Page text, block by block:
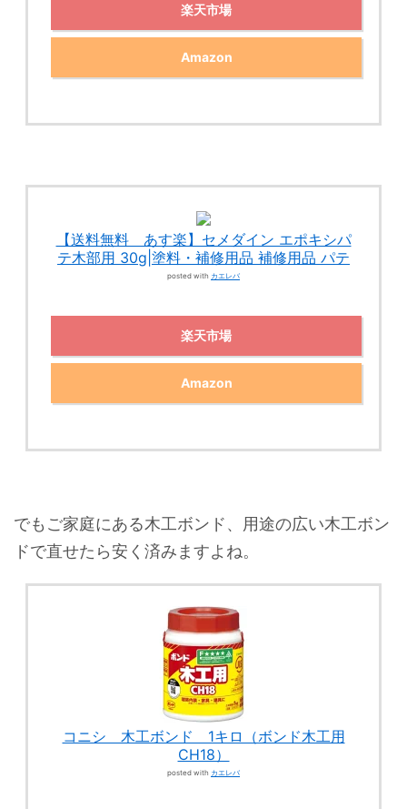
楽天市場
Amazon
【送料無料 あす楽】セメダイン エポキシパ
テ木部用 30g|塗料・補修用品 補修用品 パテ
posted with カエレバ
楽天市場
Amazon
でもご家庭にある木工ボンド、用途の広い木工ボン
ドで直せたら安く済みますよね。
コニシ 木工ボンド 1キロ（ボンド木工用
CH18）
posted with カエレバ